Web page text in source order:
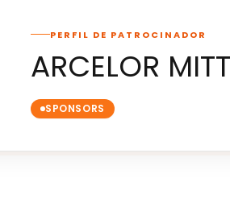
PERFIL DE PATROCINADOR
ARCELOR
SPONSORS